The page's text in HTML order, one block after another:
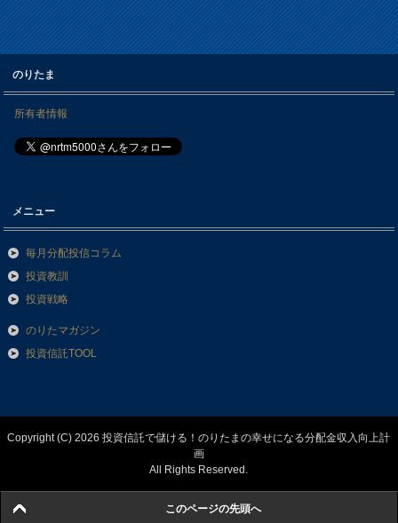
のりたま
所有者情報
メニュー
毎月分配投信コラム
投資教訓
投資戦略
のりたマガジン
投資信託TOOL
Copyright (C) 2026 投資信託で儲ける！のりたまの幸せになる分配金収入向上計
画
All Rights Reserved.
このページの先頭へ